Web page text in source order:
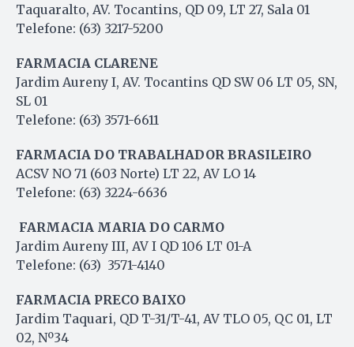
Taquaralto, AV. Tocantins, QD 09, LT 27, Sala 01
Telefone: (63) 3217-5200
FARMACIA CLARENE
Jardim Aureny I, AV. Tocantins QD SW 06 LT 05, SN,
SL 01
Telefone: (63) 3571-6611
FARMACIA DO TRABALHADOR BRASILEIRO
ACSV NO 71 (603 Norte) LT 22, AV LO 14
Telefone: (63) 3224-6636
FARMACIA MARIA DO CARMO
Jardim Aureny III, AV I QD 106 LT 01-A
Telefone: (63) 3571-4140
FARMACIA PRECO BAIXO
Jardim Taquari, QD T-31/T-41, AV TLO 05, QC 01, LT
02, Nº34